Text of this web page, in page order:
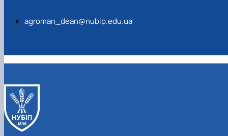
agroman_dean@nubip.edu.ua